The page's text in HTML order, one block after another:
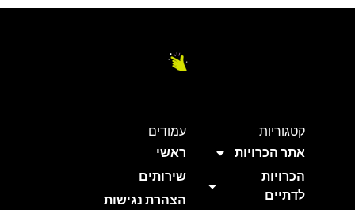
קטגוריות
אתר הכרויות
הכרויות
לדתיים
עמודים
ראשי
שירותים
הצהרת נגישות